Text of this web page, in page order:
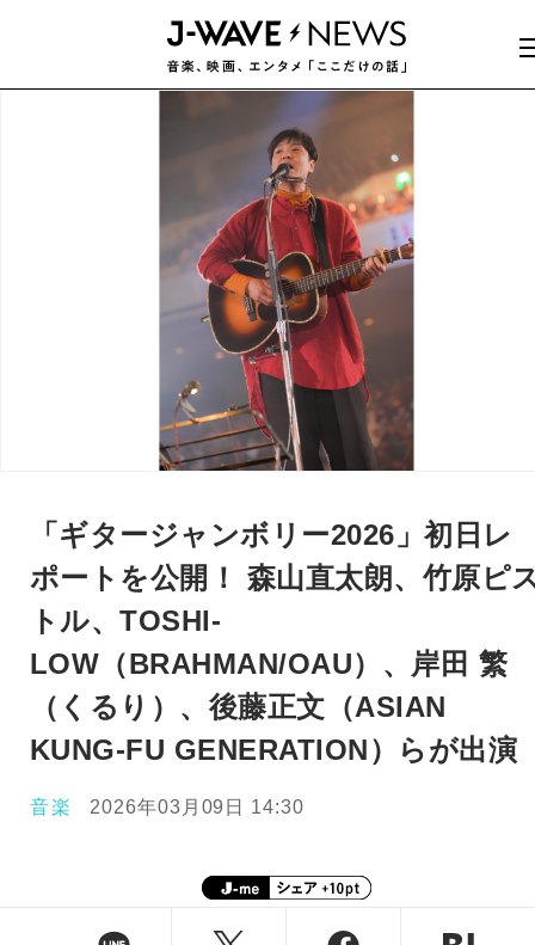
「ギタージャンボリー2026」初日レ
ポートを公開！ 森山直太朗、竹原ピ
トル、TOSHI-
LOW（BRAHMAN/OAU）、岸田 繁
（くるり）、後藤正文（ASIAN
KUNG-FU GENERATION）らが出演
音楽 2026年03月09日 14:30